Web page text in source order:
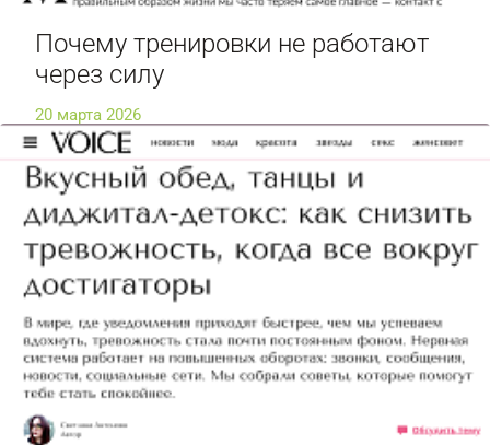
Почему тренировки не работают
через силу
20 марта 2026